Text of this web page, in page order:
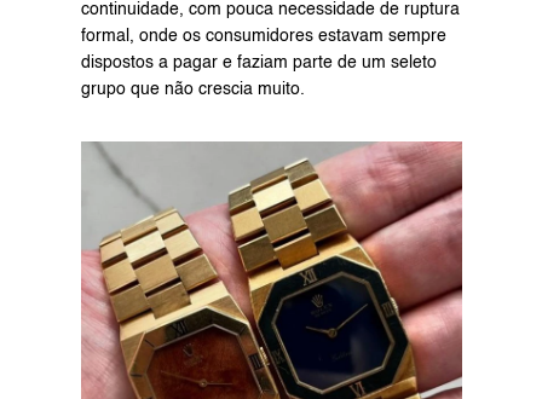
continuidade, com pouca necessidade de ruptura
formal, onde os consumidores estavam sempre
dispostos a pagar e faziam parte de um seleto
grupo que não crescia muito.